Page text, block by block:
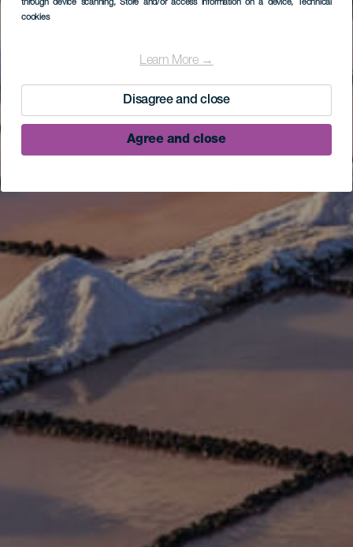
through device scanning, Store and/or access information on a device, Technical
cookies
Learn More →
Disagree and close
Agree and close